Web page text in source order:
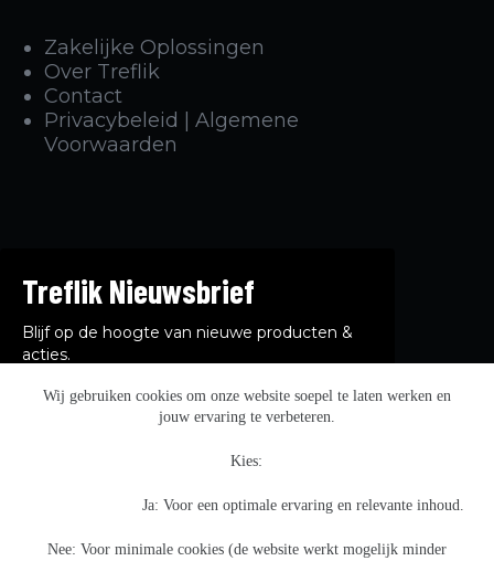
Wij gebruiken cookies om onze website soepel te laten werken en
jouw ervaring te verbeteren.
Kies:
Ja: Voor een optimale ervaring en relevante inhoud.
Nee: Voor minimale cookies (de website werkt mogelijk minder
Zakelijke Oplossingen
Over Treflik
Contact
Privacybeleid | Algemene
Voorwaarden
Treflik Nieuwsbrief
Blijf op de hoogte van nieuwe producten &
acties.
Afmelden kan op elk moment. Meer informatie vind je in